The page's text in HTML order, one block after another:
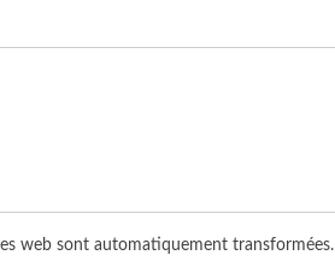
web sont automatiquement transformées.